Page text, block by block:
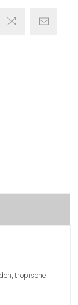
tropische